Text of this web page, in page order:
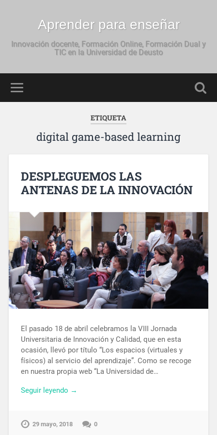
Aprender para enseñar
Innovación docente, Formación Online, Formación Dual y
TIC en la Universidad de Deusto
ETIQUETA
digital game-based learning
DESPLEGUEMOS LAS
ANTENAS DE LA INNOVACIÓN
El pasado 18 de abril celebramos la VIII Jornada
Universitaria de Innovación y Calidad, que en esta
ocasión, llevó por título “Los espacios (virtuales y
físicos) al servicio del aprendizaje”. Como se recoge
en nuestra propia web “La Universidad de…
Seguir leyendo →
29 mayo, 2018 0